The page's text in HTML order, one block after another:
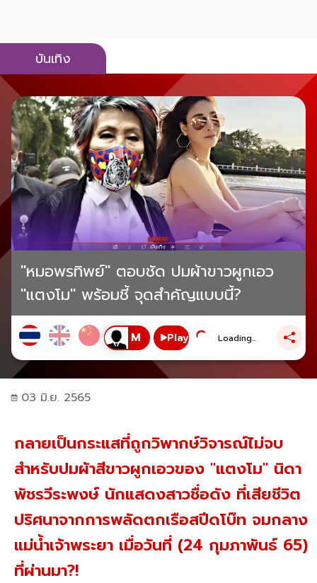
บันเทิง
"หมอพรทิพย์" ตอบชัด ปมผ้าขาวผูกเอว
"แตงโม" พร้อมชี้ จุดสำคัญแบบนี้?
Play Loading...
03 มิ.ย. 2565
กลายเป็นกระแสที่ถูกวิพากษ์วิจารณ์ไม่จบ
สำหรับปมผ้าสีขาวผูกเอวของ "แตงโม" นิดา
พัชรวีระพงษ์ นักแสดงสาวชื่อดัง ที่เสียชีวิต
ปริศนาจากการพลัดตกเรือสปีดโบ๊ท จมกลาง
แม่น้ำเจ้าพระยา เมื่อวันที่ (24 กุมภาพันธ์ 65)
ที่ผ่านมา?!